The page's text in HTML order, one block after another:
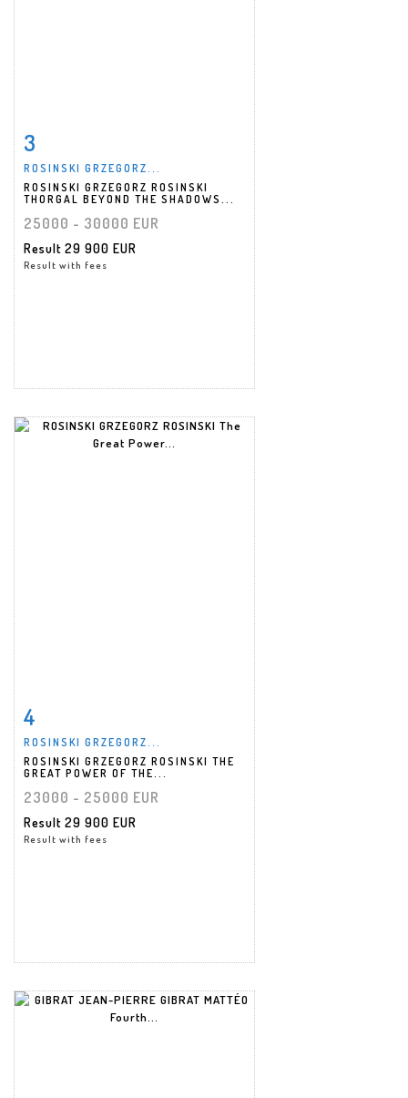
3
ROSINSKI GRZEGORZ...
ROSINSKI GRZEGORZ ROSINSKI
THORGAL BEYOND THE SHADOWS...
25000 - 30000 EUR
Result 29 900 EUR
Result with fees
4
ROSINSKI GRZEGORZ...
ROSINSKI GRZEGORZ ROSINSKI THE
GREAT POWER OF THE...
23000 - 25000 EUR
Result 29 900 EUR
Result with fees